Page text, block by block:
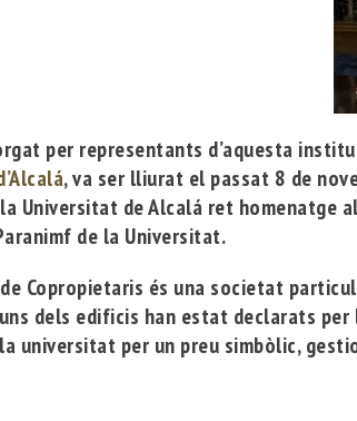
per representants d’aquesta
, va ser lliurat el passat 8 de
Universitat deAlcalá ret homenatge
de la Universitat.
Copropietaris és una societat
dels edificis han estat declarats
universitat per un preu simbòlic,